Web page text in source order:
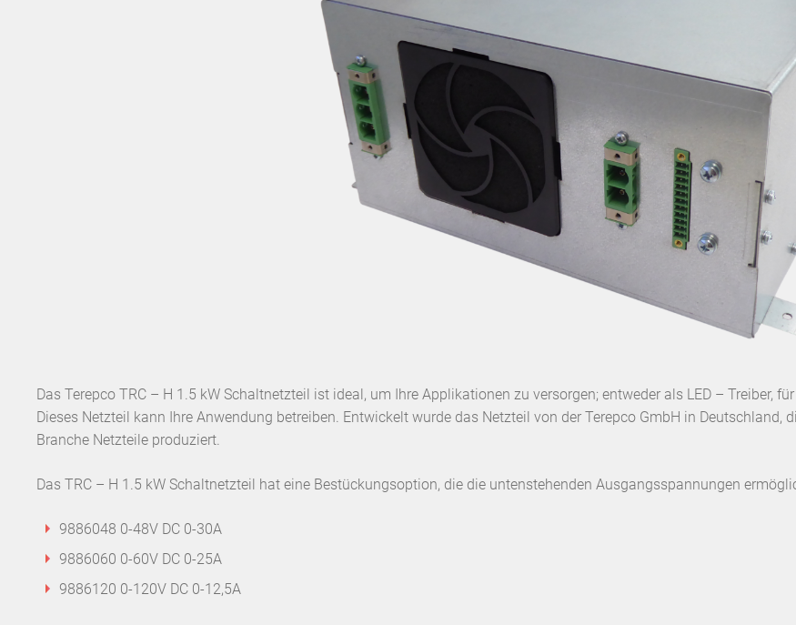
Das Terepco TRC – H 1.5 kW Schaltnetzteil ist ideal, um Ihre Applikationen zu versorgen; entweder als LED – Treiber,
Dieses Netzteil kann Ihre Anwendung betreiben. Entwickelt wurde das Netzteil von der Terepco GmbH in Deutschland,
Branche Netzteile produziert.
Das TRC – H 1.5 kW Schaltnetzteil hat eine Bestückungsoption, die die untenstehenden Ausgangsspannungen
9886048 0-48V DC 0-30A
9886060 0-60V DC 0-25A
9886120 0-120V DC 0-12,5A